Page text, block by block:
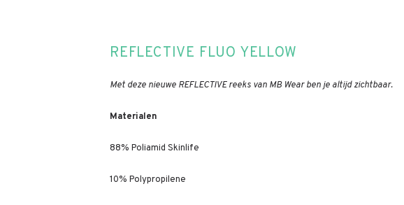
REFLECTIVE FLUO YELLOW
Met deze nieuwe REFLECTIVE reeks van MB Wear ben je altijd zichtbaar.
Materialen
88% Poliamid Skinlife
10% Polypropilene